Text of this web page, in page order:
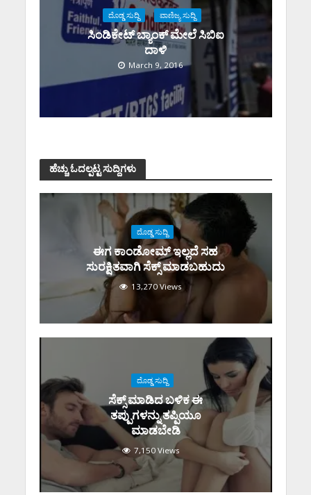
ದೊಡ್ಡ ಸುದ್ದಿ ವಾಣಿಜ್ಯ ಸುದ್ದಿ
ಸಿಂಡಿಕೇಟ್ ಬ್ಯಾಂಕ್ ಮೇಲೆ ಸಿಬಿಐ
ದಾಳಿ
March 9, 2016
ಹೆಚ್ಚು ಓದಲ್ಪಟ್ಟ ಸುದ್ದಿಗಳು
ದೊಡ್ಡ ಸುದ್ದಿ
ಈಗ ಕಾಂಡೋಮ್‌ ಇಲ್ಲದೆ ಸಹ
ಸುರಕ್ಷಿತವಾಗಿ ಸೆಕ್ಸ್‌ ಮಾಡಬಹುದು
13,270 Views
ದೊಡ್ಡ ಸುದ್ದಿ
ಸೆಕ್ಸ್‌ ಮಾಡಿದ ಬಳಿಕ ಈ
ತಪ್ಪುಗಳನ್ನು ತಪ್ಪಿಯೂ
ಮಾಡಬೇಡಿ
7,150 Views